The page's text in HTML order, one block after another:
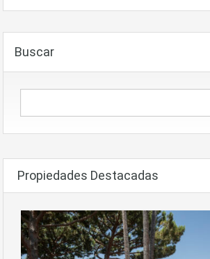
Buscar
Propiedades Destacadas